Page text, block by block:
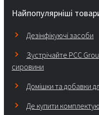
Найпопулярніші
Дезінфікуючі засоби
Зустрічайте PCC
сировини
Домішки та добавки
Де купити